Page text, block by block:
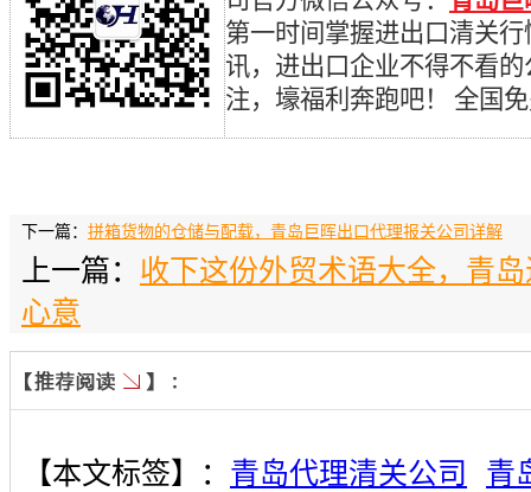
第一时间掌握进出口清关
讯，进出口企业不得不看
注，壕福利奔跑吧！ 全国
下一篇： 拼箱货物的仓储与配载，青岛巨晖出口代理报关公司详解
上一篇： 收下这份外贸术语大全，青
心意
【本文标签】： 青岛代理清关公司
青